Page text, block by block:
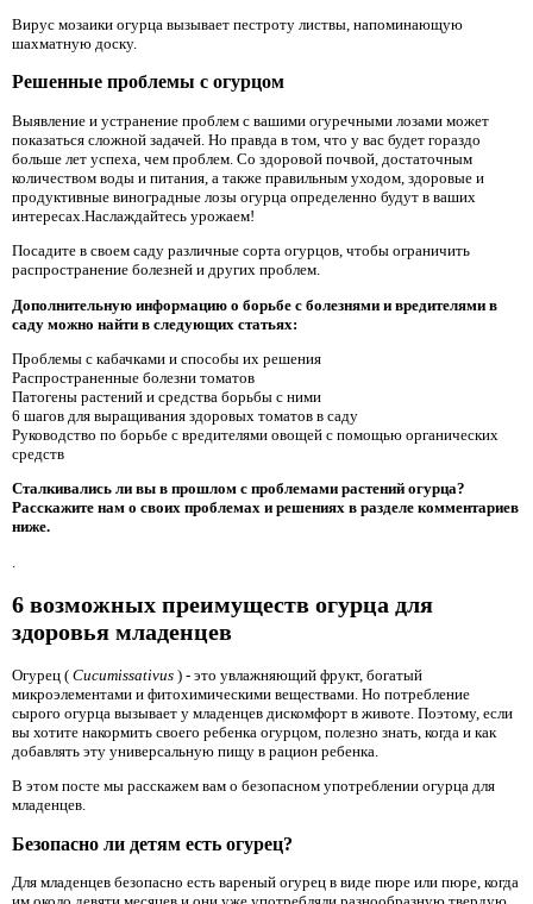
Вирус мозаики огурца вызывает пестроту листвы, напоминающую
шахматную доску.
Решенные проблемы с огурцом
Выявление и устранение проблем с вашими огуречными лозами может
показаться сложной задачей. Но правда в том, что у вас будет гораздо
больше лет успеха, чем проблем. Со здоровой почвой, достаточным
количеством воды и питания, а также правильным уходом, здоровые и
продуктивные виноградные лозы огурца определенно будут в ваших
интересах.Наслаждайтесь урожаем!
Посадите в своем саду различные сорта огурцов, чтобы ограничить
распространение болезней и других проблем.
Дополнительную информацию о борьбе с болезнями и вредителями в
саду можно найти в следующих статьях:
Проблемы с кабачками и способы их решения
Распространенные болезни томатов
Патогены растений и средства борьбы с ними
6 шагов для выращивания здоровых томатов в саду
Руководство по борьбе с вредителями овощей с помощью органических
средств
Сталкивались ли вы в прошлом с проблемами растений огурца?
Расскажите нам о своих проблемах и решениях в разделе комментариев
ниже.
6 возможных преимуществ огурца для
здоровья младенцев
Огурец ( Cucumissativus ) - это увлажняющий фрукт, богатый
микроэлементами и фитохимическими веществами. Но потребление
сырого огурца вызывает у младенцев дискомфорт в животе. Поэтому, если
вы хотите накормить своего ребенка огурцом, полезно знать, когда и как
добавлять эту универсальную пищу в рацион ребенка.
В этом посте мы расскажем вам о безопасном употреблении огурца для
младенцев.
Безопасно ли детям есть огурец?
Для младенцев безопасно есть вареный огурец в виде пюре или пюре, когда